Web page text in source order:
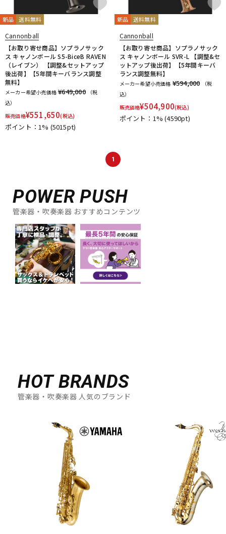
新品 送料無料
Cannonball
【お取り寄せ商品】ソプラノサック
ス キャノンボール S5-BiceB RAVEN
（レイブン） 【調整&セットアップ
後出荷】【5年間キーバランス調整
無料】
メーカー希望小売価格 ¥649,000
（税
込）
販売価格¥551,650(税込)
ポイント：1% (5015pt)
新品 送料無料
Cannonball
【お取り寄せ商品】ソプラノサック
ス キャノンボール SVR-L 【調整&セ
ットアップ後出荷】【5年間キーバ
ランス調整無料】
メーカー希望小売価格 ¥594,000
（税
込）
販売価格¥504,900(税込)
ポイント：1%(4590pt)
1
POWER PUSH
管楽器・吹奏楽器 おすすめコンテンツ
HOT BRANDS
管楽器・吹奏楽器 人気のブランド